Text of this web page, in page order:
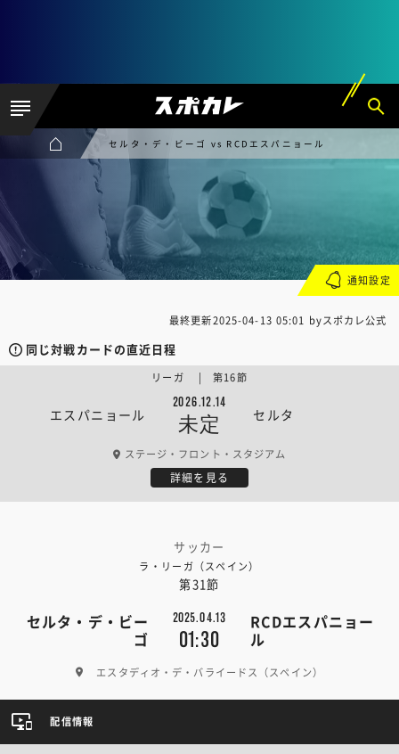
セルタ・デ・ビーゴ vs RCDエスパニョール
最終更新2025-04-13 05:01 byスポカレ公式
同じ対戦カードの直近日程
エスパニョール
2026.12.14
未定 セルタ
リーガ | 第16節
ステージ・フロント・スタジアム
詳細を見る
サッカー
ラ・リーガ（スペイン）
第31節
セルタ・デ・ビー
ゴ
2025.04.13
01:30
RCDエスパニョー
ル
エスタディオ・デ・バライードス（スペイン）
通知設定
配信情報